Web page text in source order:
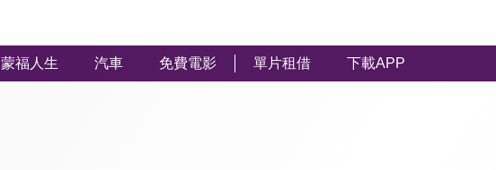
蒙福人生 汽車 免費電影 單片租借 下載APP